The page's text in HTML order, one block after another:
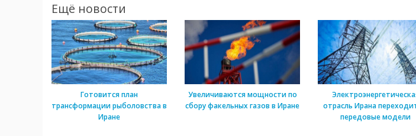
Ещё новости
Готовится план
трансформации рыболовства в
Иране
Увеличиваются мощности по
сбору факельных газов в Иране
отрасль Ирана
передовые модели